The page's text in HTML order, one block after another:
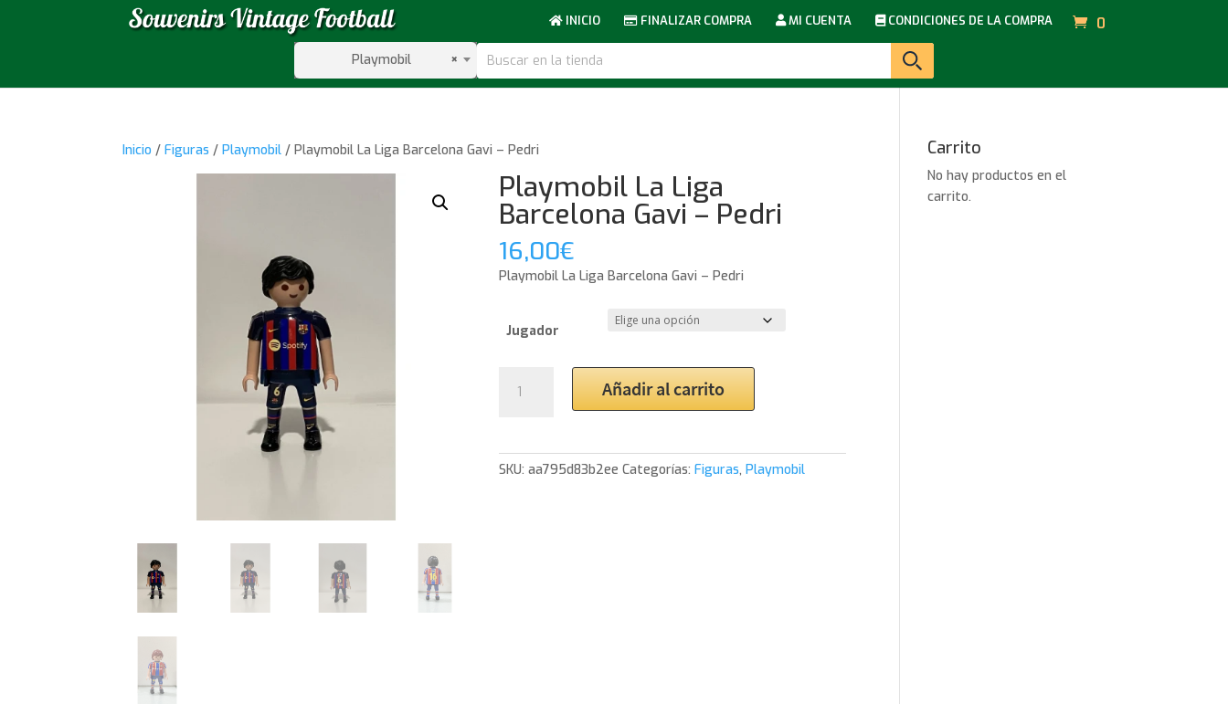
INICIO FINALIZAR COMPRA MI CUENTA CONDICIONES DE LA COMPRA 0
×
Playmobil
Inicio /Figuras /Playmobil / Playmobil La Liga Barcelona Gavi – Pedri
Playmobil La Liga
Barcelona Gavi – Pedri
16,00€
Playmobil La Liga Barcelona Gavi – Pedri
Jugador
Gavi
Añadir al carrito
SKU:aa795d83b2ee Categorías:Figuras,Playmobil
Carrito
No hay productos en el
carrito.